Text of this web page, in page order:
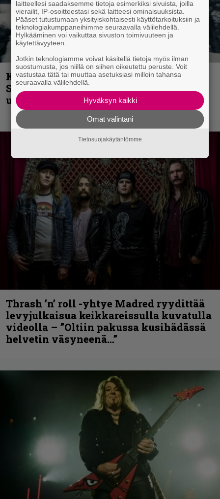
Kunnianosoitus hyiselle Pohjolalle –
Shining hyppäsi keskelle kinoksia
uudella videollaan
Thrash ’n’ roll -yhtye Madred ryydittää
levyjulkaisua keikkareissulla kuvatulla
videolla – ”Oltiin pakussa kusihädässä
helvetin väsyneenä…”
laitteellesi saadaksemme tietoja esimerkiksi sivuista, joilla
vierailit, IP-osoitteestasi sekä laitteesi ominaisuuksista.
Pääset tutustumaan yksityiskohtaisesti käyttötarkoituksiin ja
teknologiakumppaneihimme seuraavalla välilehdellä.
Hylkääminen voi vaikuttaa sivuston toimivuuteen ja
käytettävyyteen.
Jotkin teknologiamme voivat käsitellä tietoja myös ilman
suostumusta, jos niillä on siihen oikeutettu peruste. Voit
vastustaa tätä tai muuttaa asetuksiasi milloin tahansa
seuraavalla välilehdellä.
Hyväksyn kaikki
Omat valintani
Tietosuojakäytäntömme